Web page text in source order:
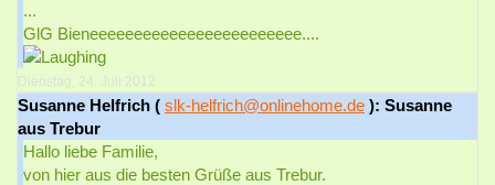
...
GlG Bieneeeeeeeeeeeeeeeeeeeeeeee....
Dienstag, 24. Juli 2012
Susanne Helfrich ( slk-helfrich@onlinehome.de ): Susanne
aus Trebur
Hallo liebe Familie,
von hier aus die besten Grüße aus Trebur.